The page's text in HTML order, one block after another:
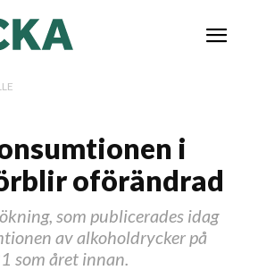
i
oförändrad
som publicerades idag
av alkoholdrycker på
som året innan.